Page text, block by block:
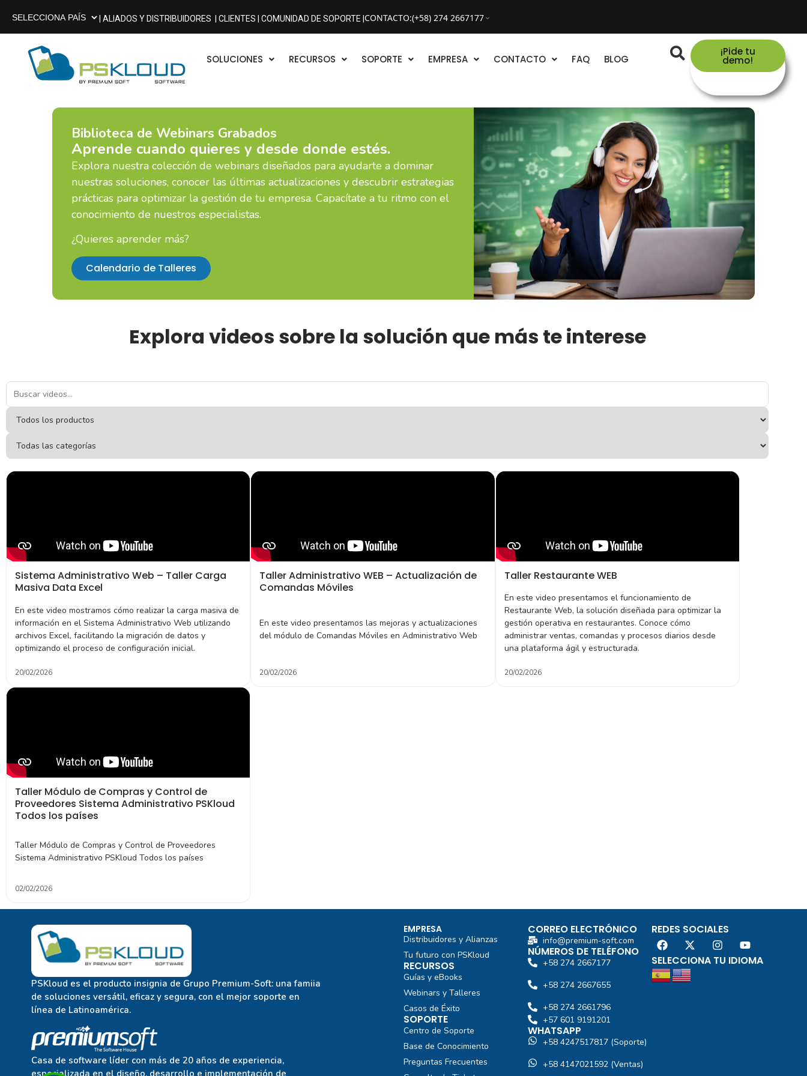
| ALIADOS Y DISTRIBUIDORES | CLIENTES | COMUNIDAD DE SOPORTE | CONTACTO:(+58) 274 2667177
SOLUCIONES RECURSOS SOPORTE EMPRESA CONTACTO FAQ BLOG
¡Pide tu
demo!
Biblioteca de Webinars Grabados
Aprende cuando quieres y desde donde estés.
Explora nuestra colección de webinars diseñados para ayudarte a dominar
nuestras soluciones, conocer las últimas actualizaciones y descubrir estrategias
prácticas para optimizar la gestión de tu empresa. Capacítate a tu ritmo con el
conocimiento de nuestros especialistas.
¿Quieres aprender más?
Calendario de Talleres
Explora videos sobre la solución que más te interese
Sistema Administrativo Web – Taller Carga
Masiva Data Excel
En este video mostramos cómo realizar la carga masiva de
información en el Sistema Administrativo Web utilizando
archivos Excel, facilitando la migración de datos y
optimizando el proceso de configuración inicial.
20/02/2026
Taller Administrativo WEB – Actualización de
Comandas Móviles
En este video presentamos las mejoras y actualizaciones
del módulo de Comandas Móviles en Administrativo Web
20/02/2026
Taller Restaurante WEB
En este video presentamos el funcionamiento de
Restaurante Web, la solución diseñada para optimizar la
gestión operativa en restaurantes. Conoce cómo
administrar ventas, comandas y procesos diarios desde
una plataforma ágil y estructurada.
20/02/2026
Taller Módulo de Compras y Control de
Proveedores Sistema Administrativo PSKloud
Todos los países
Taller Módulo de Compras y Control de Proveedores
Sistema Administrativo PSKloud Todos los países
02/02/2026
PSKloud es el producto insignia de Grupo Premium-Soft: una famiia
de soluciones versátil, eficaz y segura, con el mejor soporte en
línea de Latinoamérica.
Casa de software líder con más de 20 años de experiencia,
EMPRESA
Distribuidores y Alianzas
Tu futuro con PSKloud
RECURSOS
Guías y eBooks
Webinars y Talleres
Casos de Éxito
SOPORTE
Centro de Soporte
Base de Conocimiento
Preguntas Frecuentes
CORREO ELECTRÓNICO
info@premium-soft.com
NÚMEROS DE TELÉFONO
+58 274 2667177
+58 274 2667655
+58 274 2661796
+57 601 9191201‬
WHATSAPP
+58 4247517817 (Soporte)
+58 4147021592 (Ventas)
REDES SOCIALES
SELECCIONA TU IDIOMA